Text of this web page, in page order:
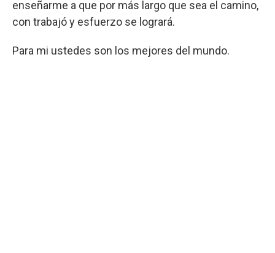
enseñarme a que por más largo que sea el camino,
con trabajó y esfuerzo se logrará.
Para mi ustedes son los mejores del mundo.